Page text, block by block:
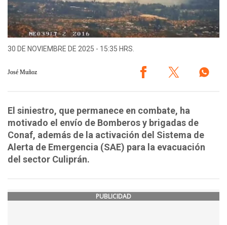
30 DE NOVIEMBRE DE 2025 - 15:35 HRS.
José Muñoz
El siniestro, que permanece en combate, ha
motivado el envío de Bomberos y brigadas de
Conaf, además de la activación del Sistema de
Alerta de Emergencia (SAE) para la evacuación
del sector Culiprán.
PUBLICIDAD